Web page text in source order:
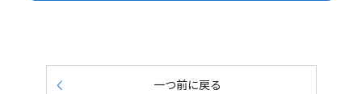
一つ前に戻る